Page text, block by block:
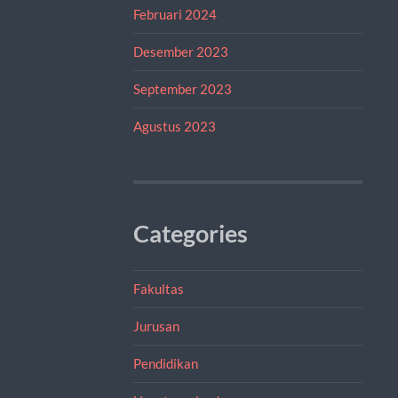
Februari 2024
Desember 2023
September 2023
Agustus 2023
Categories
Fakultas
Jurusan
Pendidikan